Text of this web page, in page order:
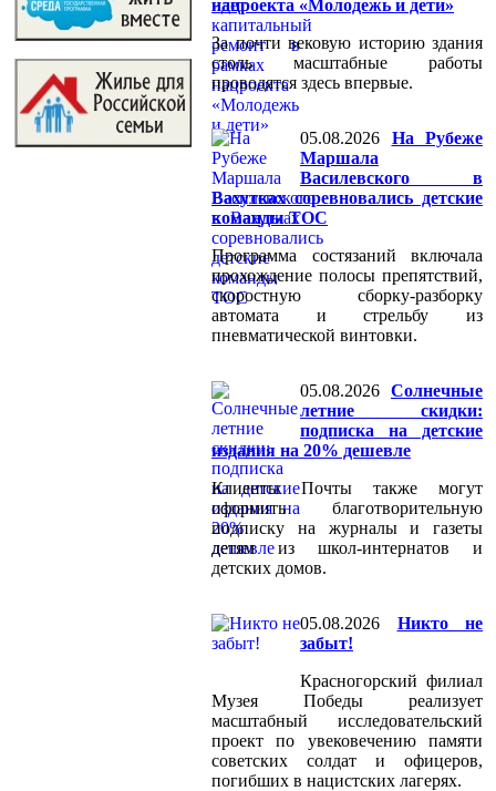
нацроекта «Молодежь и дети»
За почти вековую историю здания
столь масштабные работы
проводятся здесь впервые.
05.08.2026
На Рубеже
Маршала
Василевского в
Вахутках соревновались детские
команды ТОС
Программа состязаний включала
прохождение полосы препятствий,
скоростную сборку-разборку
автомата и стрельбу из
пневматической винтовки.
05.08.2026 Солнечные
летние скидки:
подписка на детские
издания на 20% дешевле
Клиенты Почты также могут
оформить благотворительную
подписку на журналы и газеты
детям из школ-интернатов и
детских домов.
05.08.2026
Никто не
забыт!
Красногорский филиал
Музея Победы реализует
масштабный исследовательский
проект по увековечению памяти
советских солдат и офицеров,
погибших в нацистских лагерях.